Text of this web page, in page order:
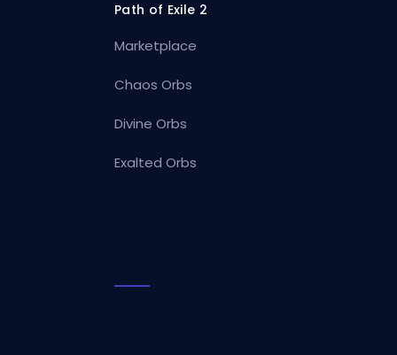
Path of Exile 2
Marketplace
Chaos Orbs
Divine Orbs
Exalted Orbs